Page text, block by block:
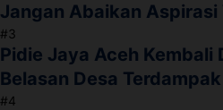
Jangan Abaikan Aspirasi
#3
Pidie Jaya Aceh Kembali
Belasan Desa Terdampak
#4